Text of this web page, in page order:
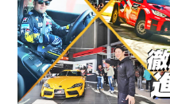
経営
豊田章男 佐藤恒治 決算